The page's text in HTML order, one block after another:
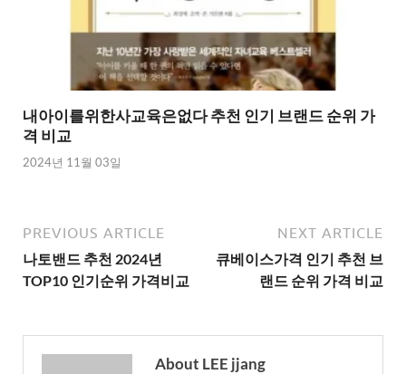
내아이를위한사교육은없다 추천 인기 브랜드 순위 가
격 비교
2024년 11월 03일
PREVIOUS ARTICLE
나토밴드 추천 2024년
TOP10 인기순위 가격비교
NEXT ARTICLE
큐베이스가격 인기 추천 브
랜드 순위 가격 비교
About LEE jjang